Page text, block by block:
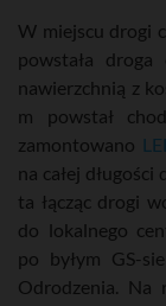
W miejscu drogi
powstała
nawierzchnią z
m powstał
zamontowano
na całej
ta łącząc drogi
do lokalnego
po byłym GS-
Odrodzenia. Na